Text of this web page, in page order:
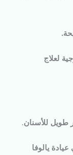
.
لعلاج
طويل للأسنان.
يالوفا